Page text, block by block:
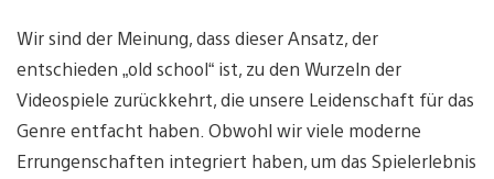
Wir sind der Meinung, dass dieser Ansatz, der
entschieden „old school“ ist, zu den Wurzeln der
Videospiele zurückkehrt, die unsere Leidenschaft für das
Genre entfacht haben. Obwohl wir viele moderne
Errungenschaften integriert haben, um das Spielerlebnis